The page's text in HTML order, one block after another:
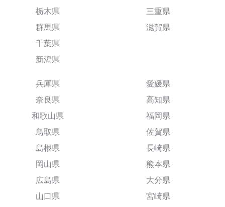
栃木県
群馬県
千葉県
新潟県
三重県
滋賀県
兵庫県
奈良県
和歌山県
鳥取県
島根県
岡山県
広島県
山口県
愛媛県
高知県
福岡県
佐賀県
長崎県
熊本県
大分県
宮崎県